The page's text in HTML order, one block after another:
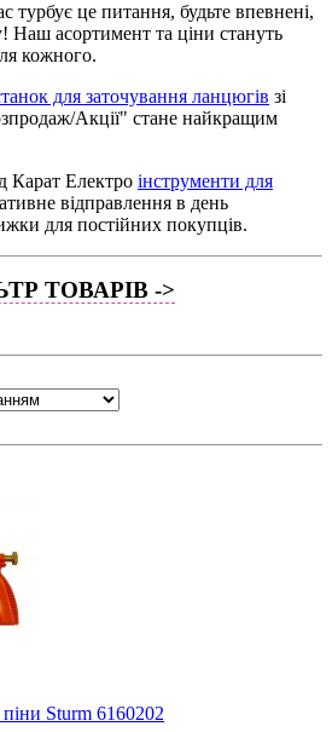
турбує це питання, будьте впевнені,
Наш асортимент та ціни стануть
кожного.
для заточування ланцюгів зі
Акції" стане найкращим
Карат Електро інструменти для
відправлення в день
для постійних покупців.
ТОВАРІВ ->
Sturm 6160202